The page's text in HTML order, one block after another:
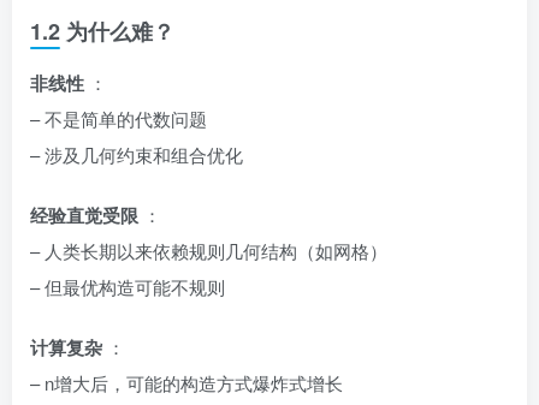
1.2 为什么难？
非线性 ：
– 不是简单的代数问题
– 涉及几何约束和组合优化
经验直觉受限 ：
– 人类长期以来依赖规则几何结构（如网格）
– 但最优构造可能不规则
计算复杂 ：
– n增大后，可能的构造方式爆炸式增长